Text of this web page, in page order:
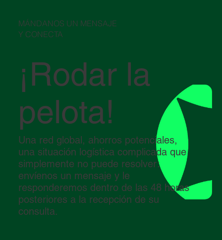
​MÁNDANOS UN MENSAJE
Y CONECTA
¡Rodar la
pelota!
Una red global, ahorros potenciales,
una situación logística complicada que
simplemente no puede resolver:
envíenos un mensaje y le
responderemos dentro de las 48 horas
posteriores a la recepción de su
consulta.